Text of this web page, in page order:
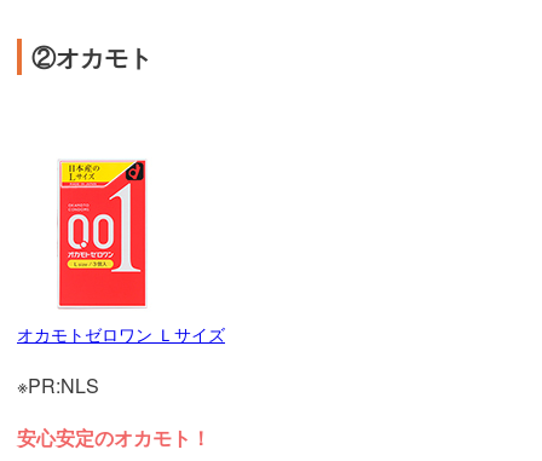
②オカモト
オカモトゼロワン Ｌサイズ
※PR:NLS
安心安定のオカモト！